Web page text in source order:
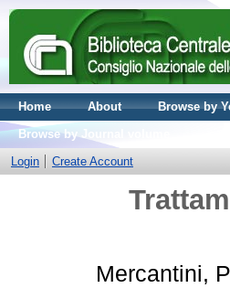
Home About Browse by
Browse by Journal volume
Login
Create Account
Mercantini,